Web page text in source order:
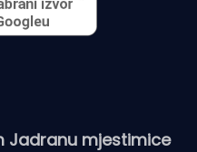
Jadranu mjestimice